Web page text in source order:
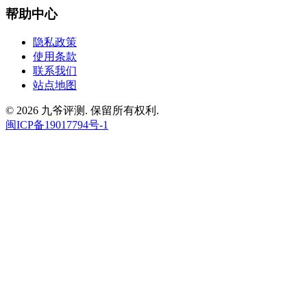
帮助中心
隐私政策
使用条款
联系我们
站点地图
© 2026 九爷评测. 保留所有权利.
闽ICP备19017794号-1